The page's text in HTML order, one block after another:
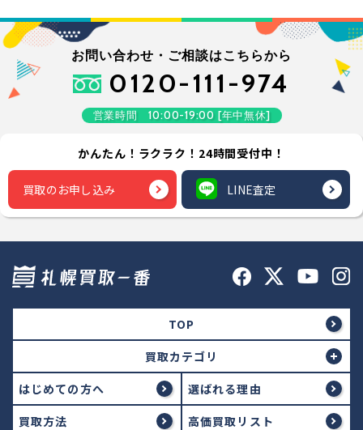
お問い合わせ・ご相談はこちらから
0120-111-974
営業時間 10:00-19:00 [年中無休]
かんたん！ラクラク！24時間受付中！
買取のお申し込み LINE査定
TOP
買取カテゴリ
はじめての方へ
選ばれる理由
買取方法
高価買取リスト